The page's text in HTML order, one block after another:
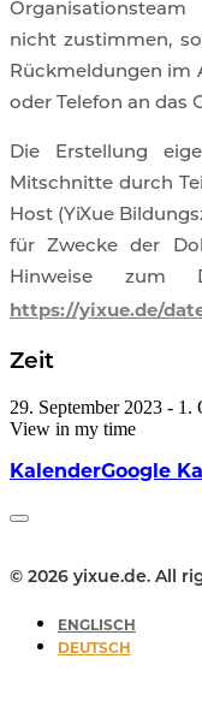
nicht zustimmen,
Rückmeldungen im
oder Telefon an das
Die Erstellung
Mitschnitte durch
Host (YiXue
für Zwecke der
Hinweise zum
https://yixue.de/
Zeit
29. September 2023 - 1.
View in my time
KalenderGoogle
© 2026 yixue.de. All
ENGLISCH
DEUTSCH